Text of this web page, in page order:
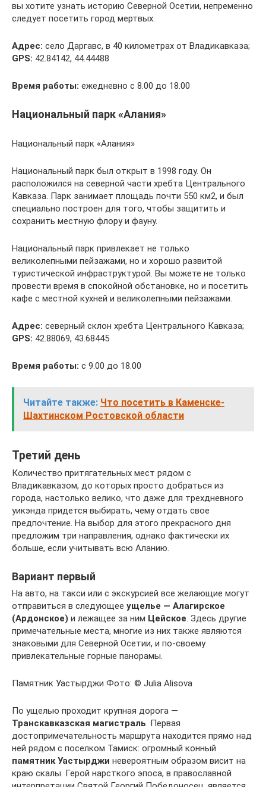
вы хотите узнать историю Северной Осетии, непременно
следует посетить город мертвых.
Адрес: село Даргавс, в 40 километрах от Владикавказа;
GPS: 42.84142, 44.44488
Время работы: ежедневно с 8.00 до 18.00
Национальный парк «Алания»
Национальный парк «Алания»
Национальный парк был открыт в 1998 году. Он
расположился на северной части хребта Центрального
Кавказа. Парк занимает площадь почти 550 км2, и был
специально построен для того, чтобы защитить и
сохранить местную флору и фауну.
Национальный парк привлекает не только
великолепными пейзажами, но и хорошо развитой
туристической инфраструктурой. Вы можете не только
провести время в спокойной обстановке, но и посетить
кафе с местной кухней и великолепными пейзажами.
Адрес: северный склон хребта Центрального Кавказа;
GPS: 42.88069, 43.68445
Время работы: с 9.00 до 18.00
Читайте также: Что посетить в Каменске-
Шахтинском Ростовской области
Третий день
Количество притягательных мест рядом с
Владикавказом, до которых просто добраться из
города, настолько велико, что даже для трехдневного
уикэнда придется выбирать, чему отдать свое
предпочтение. На выбор для этого прекрасного дня
предложим три направления, однако фактически их
больше, если учитывать всю Аланию.
Вариант первый
На авто, на такси или с экскурсией все желающие могут
отправиться в следующее ущелье — Алагирское
(Ардонское) и лежащее за ним Цейское. Здесь другие
примечательные места, многие из них также являются
знаковыми для Северной Осетии, и по-своему
привлекательные горные панорамы.
Памятник Уастырджи Фото: © Julia Alisova
По ущелью проходит крупная дорога —
Транскавказская магистраль. Первая
достопримечательность маршрута находится прямо над
ней рядом с поселком Тамиск: огромный конный
памятник Уастырджи невероятным образом висит на
краю скалы. Герой нарсткого эпоса, в православной